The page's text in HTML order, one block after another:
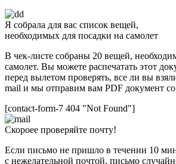
Я собрала для вас список вещей,
необходимых для посадки на самолет
В чек-листе собраны 20 вещей,
самолет. Вы можете распечатать этот
перед вылетом проверять, все ли вы
mail и мы отправим вам PDF документ
[contact-form-7 404 "Not Found"]
Скороее проверяйте почту!
Если письмо не пришло в течении 10
с нежелательной почтой, письмо